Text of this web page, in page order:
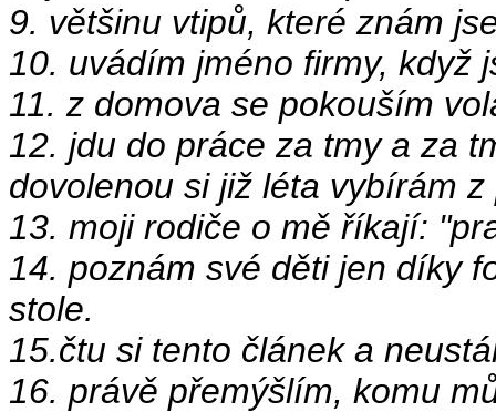
9. většinu vtipů, které znám
10. uvádím jméno firmy, když
11. z domova se pokouším
12. jdu do práce za tmy a za
dovolenou si již léta vybírám z
13. moji rodiče o mě říkají:
14. poznám své děti jen díky
stole.
15.čtu si tento článek a
16. právě přemýšlím, komu